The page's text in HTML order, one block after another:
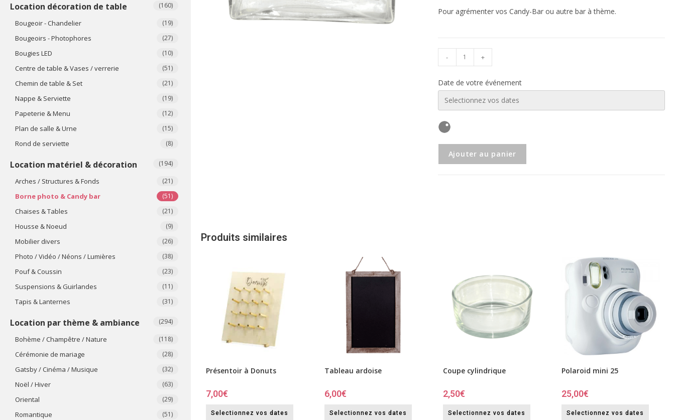
Location décoration de table (160)
Bougeoir - Chandelier (19)
Bougeoirs - Photophores (27)
Bougies LED (10)
Centre de table & Vases / verrerie (51)
Chemin de table & Set (21)
Nappe & Serviette (19)
Papeterie & Menu (12)
Plan de salle & Urne (15)
Rond de serviette (8)
Location matériel & décoration (194)
Arches / Structures & Fonds (21)
Borne photo & Candy bar (51)
Chaises & Tables (21)
Housse & Noeud (9)
Mobilier divers (26)
Photo / Vidéo / Néons / Lumières (38)
Pouf & Coussin (23)
Suspensions & Guirlandes (11)
Tapis & Lanternes (31)
Location par thème & ambiance (294)
Bohème / Champêtre / Nature (118)
Cérémonie de mariage (28)
Gatsby / Cinéma / Musique (32)
Noël / Hiver (63)
Oriental (29)
Romantique (51)
Pour agrémenter vos Candy-Bar ou autre bar à thème.
- +
Date de votre événement
Ajouter au panier
Produits similaires
Présentoir à Donuts
7,00€
Selectionnez vos dates
Tableau ardoise
6,00€
Selectionnez vos dates
Coupe cylindrique
2,50€
Selectionnez vos dates
Polaroid mini 25
25,00€
Selectionnez vos dates